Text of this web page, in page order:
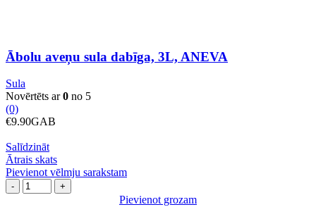
Ābolu aveņu sula dabīga, 3L, ANEVA
Sula
Novērtēts ar0 no 5
(0)
€9.90GAB
Salīdzināt
Ātrais skats
Pievienot vēlmju sarakstam
Ābolu
brūkleņu
Pievienot grozam